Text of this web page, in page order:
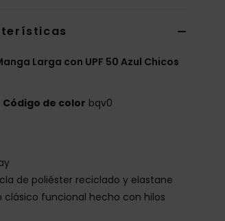
Larga con UPF 50 Azul Chicos
Código de color bqv0
de poliéster reciclado y elastane
clásico funcional hecho con hilos